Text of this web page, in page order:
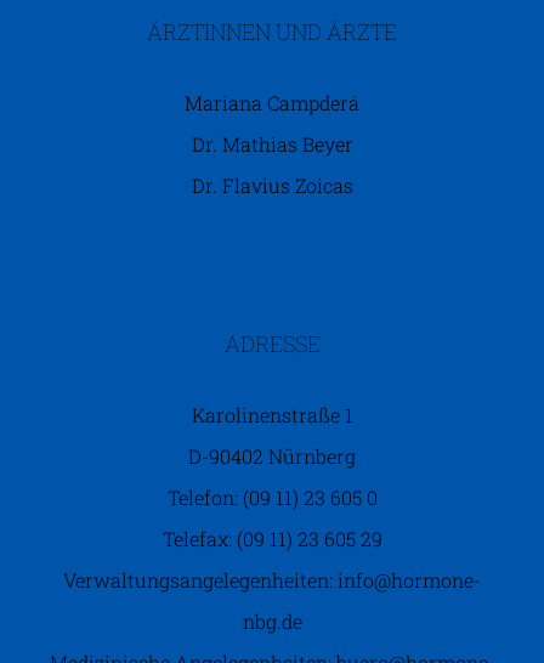
ÄRZTINNEN UND ÄRZTE
Mariana Campderá
Dr. Mathias Beyer
Dr. Flavius Zoicas
ADRESSE
Karolinenstraße 1
D-90402 Nürnberg
Telefon: (09 11) 23 605 0
Telefax: (09 11) 23 605 29
Verwaltungsangelegenheiten: info@hormone-
nbg.de